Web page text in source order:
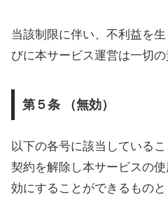
当該制限に伴い、不利益を
びに本サービス運営は一切の
第５条 （無効）
以下の各号に該当している
契約を解除し本サービスの
効にすることができるものと